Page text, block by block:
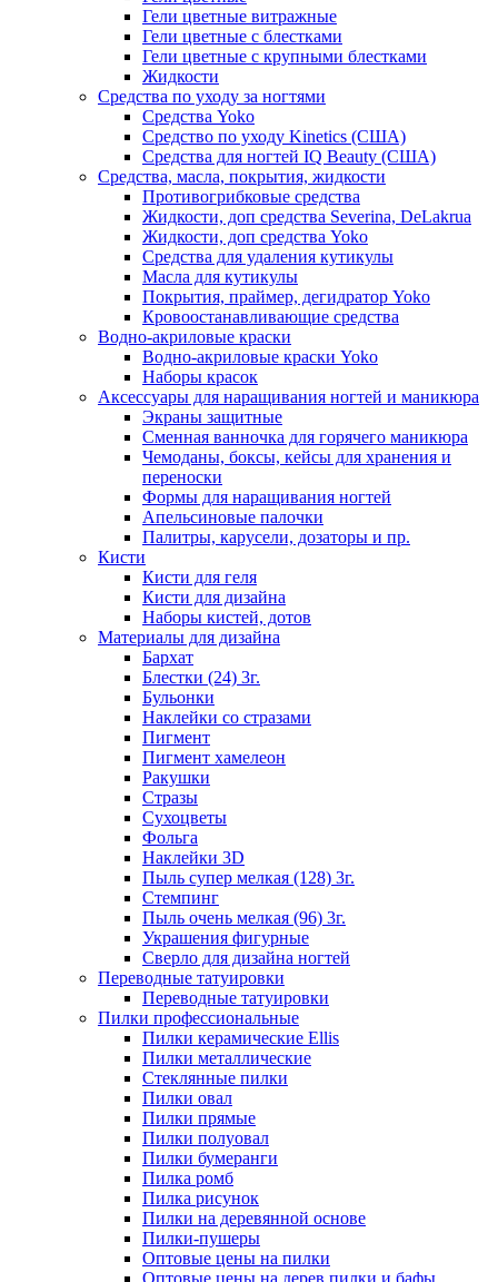
Гели цветные витражные
Гели цветные с блестками
Гели цветные с крупными блестками
Жидкости
Средства по уходу за ногтями
Средства Yoko
Средство по уходу Kinetics (США)
Средства для ногтей IQ Beauty (США)
Средства, масла, покрытия, жидкости
Противогрибковые средства
Жидкости, доп средства Severina, DeLakrua
Жидкости, доп средства Yoko
Средства для удаления кутикулы
Масла для кутикулы
Покрытия, праймер, дегидратор Yoko
Кровоостанавливающие средства
Водно-акриловые краски
Водно-акриловые краски Yoko
Наборы красок
Аксессуары для наращивания ногтей и маникюра
Экраны защитные
Сменная ванночка для горячего маникюра
Чемоданы, боксы, кейсы для хранения и
переноски
Формы для наращивания ногтей
Апельсиновые палочки
Палитры, карусели, дозаторы и пр.
Кисти
Кисти для геля
Кисти для дизайна
Наборы кистей, дотов
Материалы для дизайна
Бархат
Блестки (24) 3г.
Бульонки
Наклейки со стразами
Пигмент
Пигмент хамелеон
Ракушки
Стразы
Сухоцветы
Фольга
Наклейки 3D
Пыль супер мелкая (128) 3г.
Стемпинг
Пыль очень мелкая (96) 3г.
Украшения фигурные
Сверло для дизайна ногтей
Переводные татуировки
Переводные татуировки
Пилки профессиональные
Пилки керамические Ellis
Пилки металлические
Стеклянные пилки
Пилки овал
Пилки прямые
Пилки полуовал
Пилки бумеранги
Пилка ромб
Пилка рисунок
Пилки на деревянной основе
Пилки-пушеры
Оптовые цены на пилки
Оптовые цены на дерев пилки и бафы